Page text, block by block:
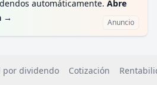
automáticamente. Abre
→ Anuncio
por dividendo Cotización